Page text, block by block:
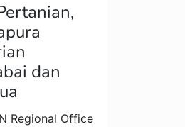
dan
Regional Office